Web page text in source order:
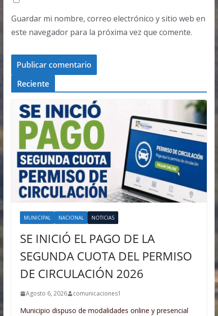
Guardar mi nombre, correo electrónico y sitio web en
este navegador para la próxima vez que comente.
Reciente
MUNICIPAL NACIONAL NOTICIAS
SE INICIÓ EL PAGO DE LA
SEGUNDA CUOTA DEL PERMISO
DE CIRCULACIÓN 2026
Agosto 6, 2026 comunicaciones1
Municipio dispuso de modalidades online y presencial